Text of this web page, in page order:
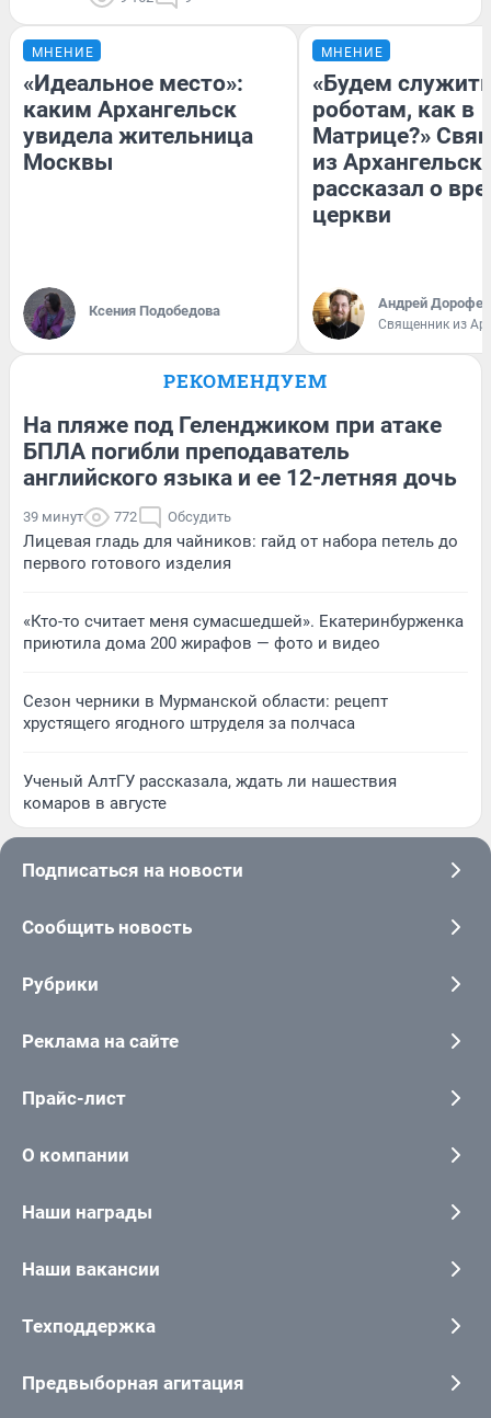
МНЕНИЕ
«Идеальное место»:
каким Архангельск
увидела жительница
Москвы
Ксения Подобедова
МНЕНИЕ
«Будем
роботам, как в
Матрице?»
из
рассказал о
церкви
Андрей
Священник из
РЕКОМЕНДУЕМ
На пляже под Геленджиком при атаке
БПЛА погибли преподаватель
английского языка и ее 12-летняя дочь
39 минут 772 Обсудить
Лицевая гладь для чайников: гайд от набора петель до
первого готового изделия
«Кто-то считает меня сумасшедшей». Екатеринбурженка
приютила дома 200 жирафов — фото и видео
Сезон черники в Мурманской области: рецепт
хрустящего ягодного штруделя за полчаса
Ученый АлтГУ рассказала, ждать ли нашествия
комаров в августе
Подписаться на новости
Сообщить новость
Рубрики
Реклама на сайте
Прайс-лист
О компании
Наши награды
Наши вакансии
Техподдержка
Предвыборная агитация